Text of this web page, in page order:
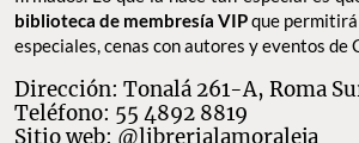
La Moraleja
abrió sus puertas como
necesaria durante la pandemia. Existía ya
2020 redefinió su espacio para incluir un
depublicaciones a cargo de
productos de segunda mano, primeras
firmados. Lo que la hace tan especial es